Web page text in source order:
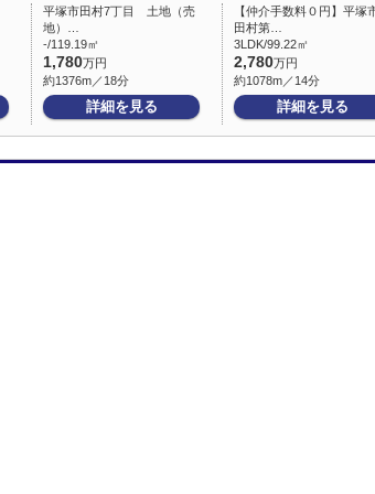
平塚市田村7丁目 土地（売
地）…
-/119.19㎡
1,780万円
約1376m／18分
詳細を見る
【仲介手数料０円】平塚
田村第…
3LDK/99.22㎡
2,780万円
約1078m／14分
詳細を見る